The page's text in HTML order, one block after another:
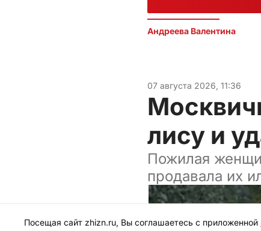
Андреева Валентина
07 августа 2026, 11:36
лису и
Пожилая
продавала их
Посещая сайт zhizn.ru, Вы соглашаетесь с приложенной